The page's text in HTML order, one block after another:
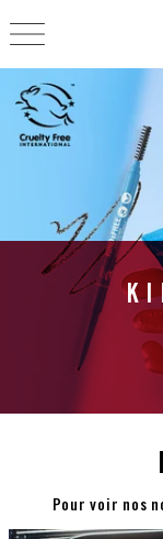
OPEN
Pour voir nos